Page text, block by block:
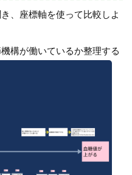
、座標軸を使って比較しよ
構が働いているか整理する